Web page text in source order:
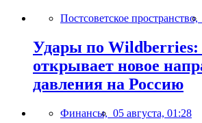
Постсоветское пространство,
Удары по Wildberries:
открывает новое
давления на Россию
Финансы, 05 августа, 01:28